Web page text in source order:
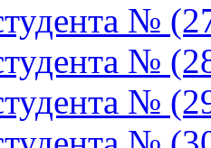
№
№
№